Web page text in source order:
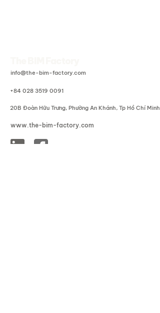
info@the-bim-factory.com
+84 028 3519 0091
20B Đoàn Hữu Trưng, Phường An Khánh, Tp Hồ Chí Minh
www.the-bim-factory.com